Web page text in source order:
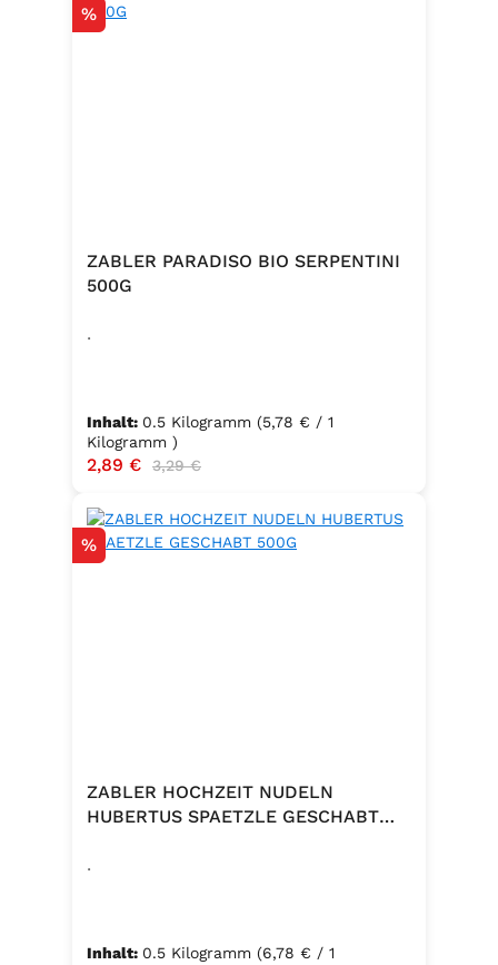
Rabatt
%
ZABLER PARADISO BIO SERPENTINI
500G
.
Inhalt: 0.5 Kilogramm (5,78 € / 1
Kilogramm )
Verkaufspreis:
2,89 € Regulärer Preis:
3,29 €
Rabatt
%
ZABLER HOCHZEIT NUDELN
HUBERTUS SPAETZLE GESCHABT
.
Inhalt: 0.5 Kilogramm (6,78 € / 1